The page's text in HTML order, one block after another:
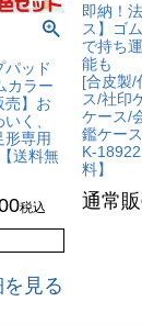
パッド
カラー
売】お
く、
形専用
送料無
税込
見る
即納！
ス】ゴ
で持ち
能も
[合皮製/
ス/社印
ケース/
鑑ケー
K-
料】
通常